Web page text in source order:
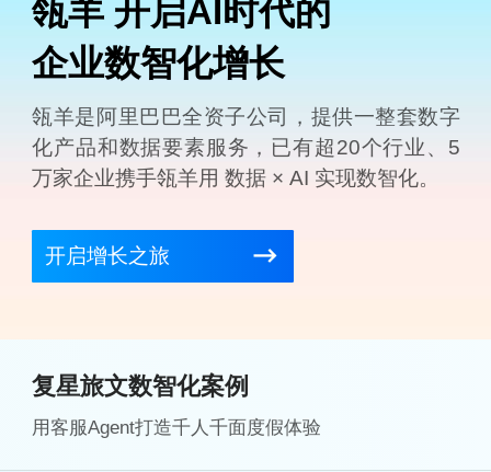
瓴羊 开启AI时代的
企业数智化增长
瓴羊是阿里巴巴全资子公司，提供一整套数字
化产品和数据要素服务， 已有超20个行业、5
万家企业携手瓴羊用 数据 × AI 实现数智化。
开启增长之旅
复星旅文数智化案例
用客服Agent打造千人千面度假体验